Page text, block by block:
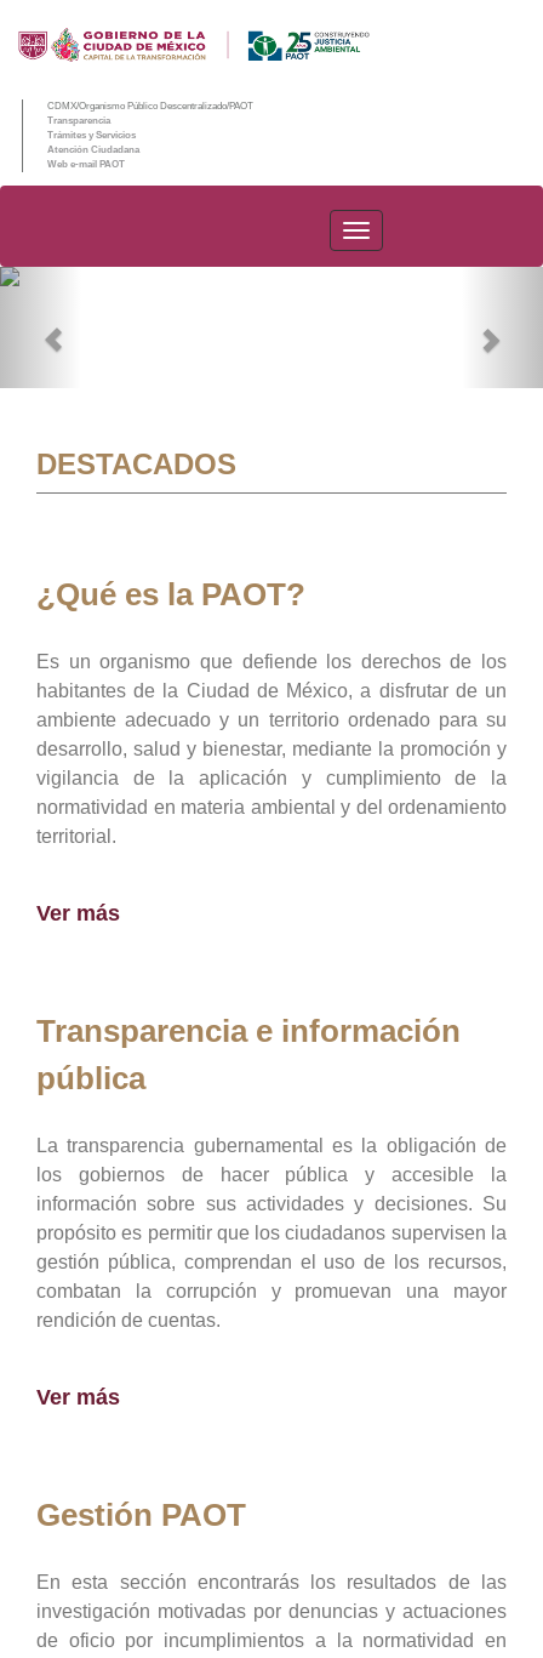
CDMX/Organismo Público Descentralizado/PAOT
Transparencia
Trámites y Servicios
Atención Ciudadana
Web e-mail PAOT
PAOT
DESTACADOS
¿Qué es la PAOT?
Es un organismo que defiende los derechos de los
habitantes de la Ciudad de México, a disfrutar de un
ambiente adecuado y un territorio ordenado para su
desarrollo, salud y bienestar, mediante la promoción y
vigilancia de la aplicación y cumplimiento de la
normatividad en materia ambiental y del ordenamiento
territorial.
Ver más
Transparencia e información
pública
La transparencia gubernamental es la obligación de
los gobiernos de hacer pública y accesible la
información sobre sus actividades y decisiones. Su
propósito es permitir que los ciudadanos supervisen la
gestión pública, comprendan el uso de los recursos,
combatan la corrupción y promuevan una mayor
rendición de cuentas.
Ver más
Gestión PAOT
En esta sección encontrarás los resultados de las
investigación motivadas por denuncias y actuaciones
de oficio por incumplimientos a la normatividad en